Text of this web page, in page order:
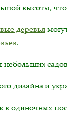
высоты, что
деревья
.
небольших
дизайна и
одиночных